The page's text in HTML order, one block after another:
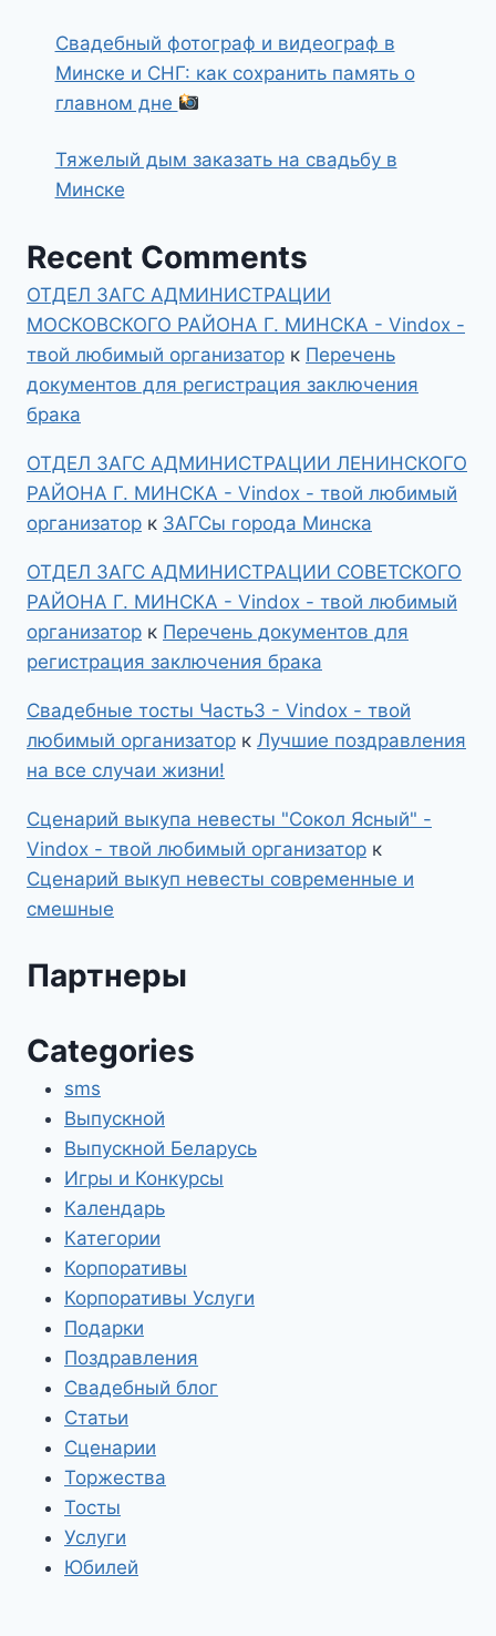
Свадебный фотограф и видеограф в
Минске и СНГ: как сохранить память о
главном дне
Тяжелый дым заказать на свадьбу в
Минске
Recent Comments
ОТДЕЛ ЗАГС АДМИНИСТРАЦИИ
МОСКОВСКОГО РАЙОНА Г. МИНСКА - Vindox -
твой любимый организатор к Перечень
документов для регистрация заключения
брака
ОТДЕЛ ЗАГС АДМИНИСТРАЦИИ ЛЕНИНСКОГО
РАЙОНА Г. МИНСКА - Vindox - твой любимый
организатор к ЗАГСы города Минска
ОТДЕЛ ЗАГС АДМИНИСТРАЦИИ СОВЕТСКОГО
РАЙОНА Г. МИНСКА - Vindox - твой любимый
организатор к Перечень документов для
регистрация заключения брака
Свадебные тосты Часть3 - Vindox - твой
любимый организатор к Лучшие поздравления
на все случаи жизни!
Сценарий выкупа невесты "Сокол Ясный" -
Vindox - твой любимый организатор к
Сценарий выкуп невесты современные и
смешные
Партнеры
Categories
sms
Выпускной
Выпускной Беларусь
Игры и Конкурсы
Календарь
Категории
Корпоративы
Корпоративы Услуги
Подарки
Поздравления
Свадебный блог
Статьи
Сценарии
Торжества
Тосты
Услуги
Юбилей